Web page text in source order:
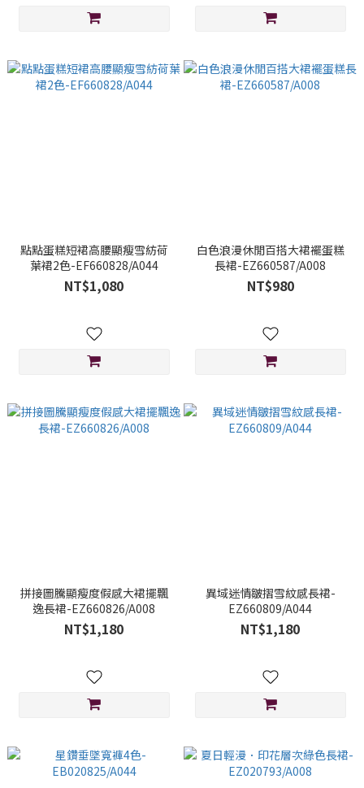
點點蛋糕短裙高腰顯瘦雪紡荷
葉裙2色-EF660828/A044
NT$1,080
白色浪漫休閒百搭大裙襬蛋糕
長裙-EZ660587/A008
NT$980
拼接圖騰顯瘦度假感大裙擺飄
逸長裙-EZ660826/A008
NT$1,180
異域迷情皺摺雪紋感長裙-
EZ660809/A044
NT$1,180